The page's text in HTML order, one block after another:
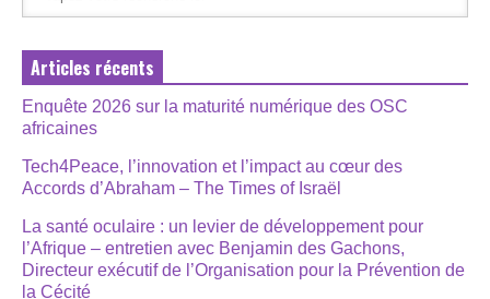
Articles récents
Enquête 2026 sur la maturité numérique des OSC
africaines
Tech4Peace, l’innovation et l’impact au cœur des
Accords d’Abraham – The Times of Israël
La santé oculaire : un levier de développement pour
l’Afrique – entretien avec Benjamin des Gachons,
Directeur exécutif de l’Organisation pour la Prévention de
la Cécité